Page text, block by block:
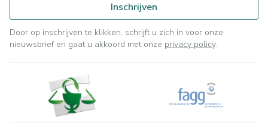
Inschrijven
Door op inschrijven te klikken, schrijft u zich in voor onze
nieuwsbrief en gaat u akkoord met onze privacy policy.